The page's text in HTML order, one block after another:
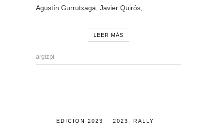
Agustín Gurrutxaga, Javier Quirós,…
LEER MÁS
argizpi
EDICION 2023 2023 RALLY